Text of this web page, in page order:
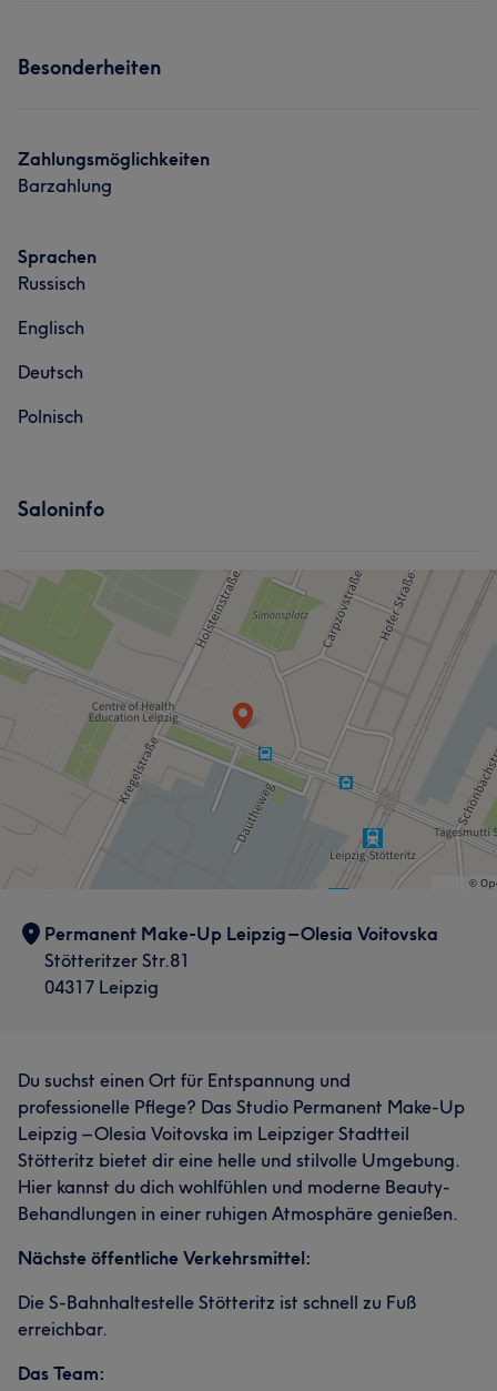
Besonderheiten
Zahlungsmöglichkeiten
Barzahlung
Sprachen
Russisch
Englisch
Deutsch
Polnisch
Saloninfo
Permanent Make-Up Leipzig – Olesia Voitovska
Stötteritzer Str.81
04317 Leipzig
Du suchst einen Ort für Entspannung und
professionelle Pflege? Das Studio Permanent Make-Up
Leipzig – Olesia Voitovska im Leipziger Stadtteil
Stötteritz bietet dir eine helle und stilvolle Umgebung.
Hier kannst du dich wohlfühlen und moderne Beauty-
Behandlungen in einer ruhigen Atmosphäre genießen.
Nächste öffentliche Verkehrsmittel:
Die S-Bahnhaltestelle Stötteritz ist schnell zu Fuß
erreichbar.
Das Team: